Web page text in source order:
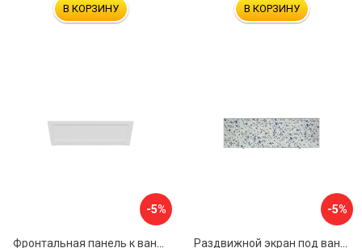
В КОРЗИНУ В КОРЗИНУ
-5% -5%